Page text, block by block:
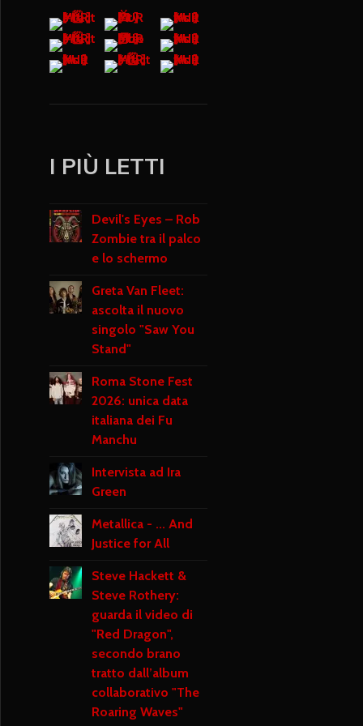
I PIÙ LETTI
Devil's Eyes – Rob
Zombie tra il palco
e lo schermo
Greta Van Fleet:
ascolta il nuovo
singolo "Saw You
Stand"
Roma Stone Fest
2026: unica data
italiana dei Fu
Manchu
Intervista ad Ira
Green
Metallica - ... And
Justice for All
Steve Hackett &
Steve Rothery:
guarda il video di
"Red Dragon",
secondo brano
tratto dall’album
collaborativo "The
Roaring Waves"